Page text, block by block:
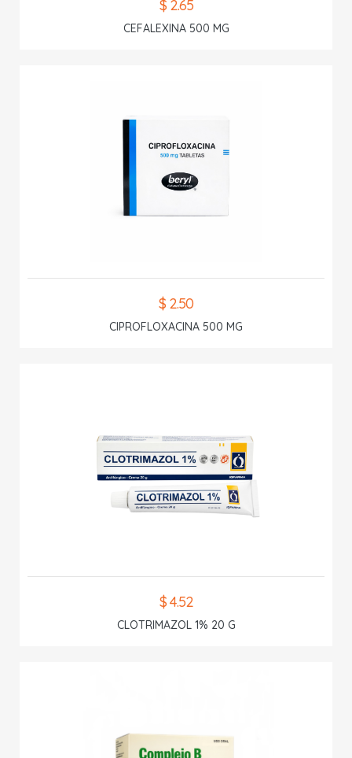
$ 2.65
CEFALEXINA 500 MG
$ 2.50
CIPROFLOXACINA 500 MG
$ 4.52
CLOTRIMAZOL 1% 20 G